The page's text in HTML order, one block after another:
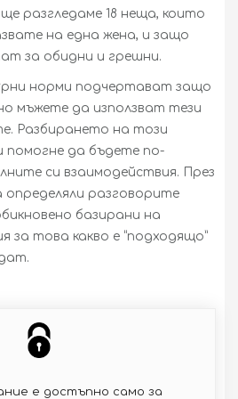
НА ПУРИТЕ
И СЪЧЕТАНИЯ
И СЪВЕТИ
разгледаме 18 неща, които
на една жена, и защо
за обидни и грешни.
норми подчертават защо
мъжете да използват тези
Разбирането на този
помогне да бъдете по-
си взаимодействия. През
разговорите
базирани на
за това какво е “подходящо”
е достъпно само за